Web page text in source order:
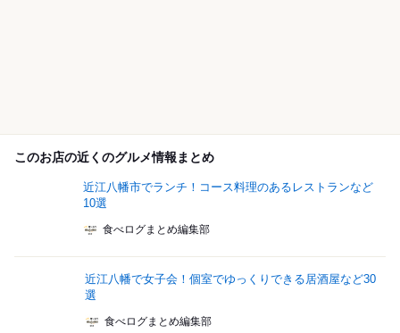
このお店の近くのグルメ情報まとめ
近江八幡市でランチ！コース料理のあるレストランなど
10選
食べログまとめ編集部
近江八幡で女子会！個室でゆっくりできる居酒屋など30
選
食べログまとめ編集部